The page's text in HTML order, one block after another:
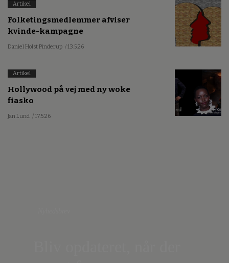
Artikel
Folketingsmedlemmer afviser
kvinde-kampagne
Daniel Holst Pinderup / 13.5.26
Artikel
Hollywood på vej med ny woke
fiasko
Jan Lund / 17.5.26